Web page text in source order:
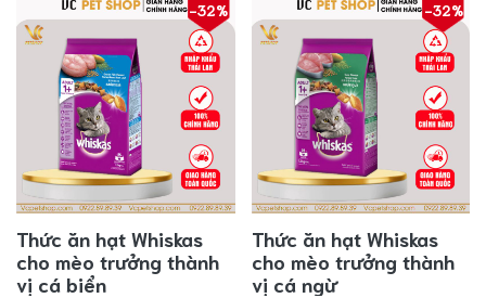
-32%
Thức ăn hạt Whiskas
cho mèo trưởng thành
vị cá biển
-32%
Thức ăn hạt Whiskas
cho mèo trưởng thành
vị cá ngừ